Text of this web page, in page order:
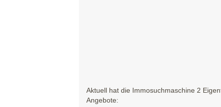
Aktuell hat die Immosuchmaschine 2
Angebote: